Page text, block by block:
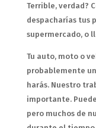
Terrible, verdad?
despacharías tus
supermercado, o
Tu auto, moto o
probablemente
harás. Nuestro
importante.
pero muchos de